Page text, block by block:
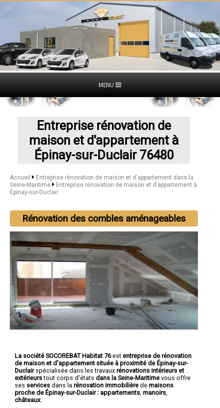
MENU
Entreprise rénovation de
maison et d'appartement à
Épinay-sur-Duclair 76480
Accueil
Entreprise rénovation de maison et d'appartement dans la
Seine-Maritime
Entreprise rénovation de maison et d'appartement à
Épinay-sur-Duclair
Rénovation des combles aménageables
La société SOCOREBAT Habitat 76est entreprise de rénovation
de maison et d'appartement située à proximité de Épinay-sur-
Duclair spécialisée dans les travaux rénovations intérieurs et
extérieurstout corps d'états dans la Seine-Maritime vous offre
ses services dans la rénovation immobilière de maisons
proche de Épinay-sur-Duclair : appartements manoirs
châteaux.